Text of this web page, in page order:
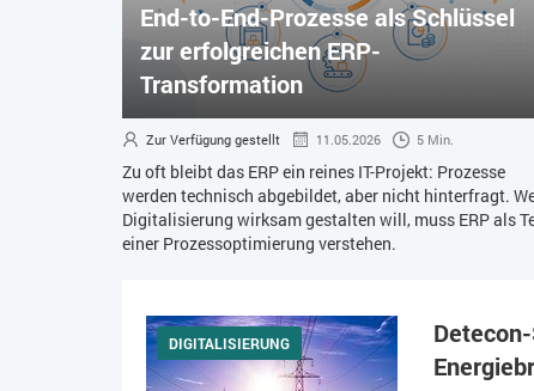
End-to-End-Prozesse als Schlüssel
zur erfolgreichen ERP-
Transformation
Zur Verfügung gestellt 11.05.2026 5 Min.
Zu oft bleibt das ERP ein reines IT-Projekt: Prozesse
werden technisch abgebildet, aber nicht hinterfragt.
Digitalisierung wirksam gestalten will, muss ERP als
einer Prozessoptimierung verstehen.
DIGITALISIERUNG